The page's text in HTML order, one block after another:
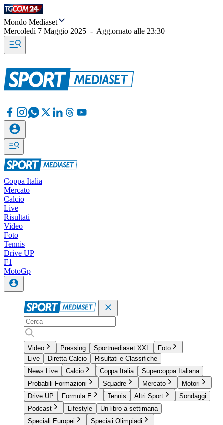
Mondo Mediaset
Mercoledì 7 Maggio 2025 - Aggiornato alle 23:30
Coppa Italia
Mercato
Calcio
Live
Risultati
Video
Foto
Tennis
Drive UP
F1
MotoGp
Video Pressing Sportmediaset XXL
Foto
Live
Diretta Calcio
Risultati e Classifiche
News Live
Calcio Coppa Italia
Supercoppa Italiana
Probabili Formazioni
Squadre Mercato
Motori
Drive UP
Formula E Tennis Altri Sport
Sondaggi
Podcast
Lifestyle
Un libro a settimana
Speciali Europei
Speciali Olimpiadi